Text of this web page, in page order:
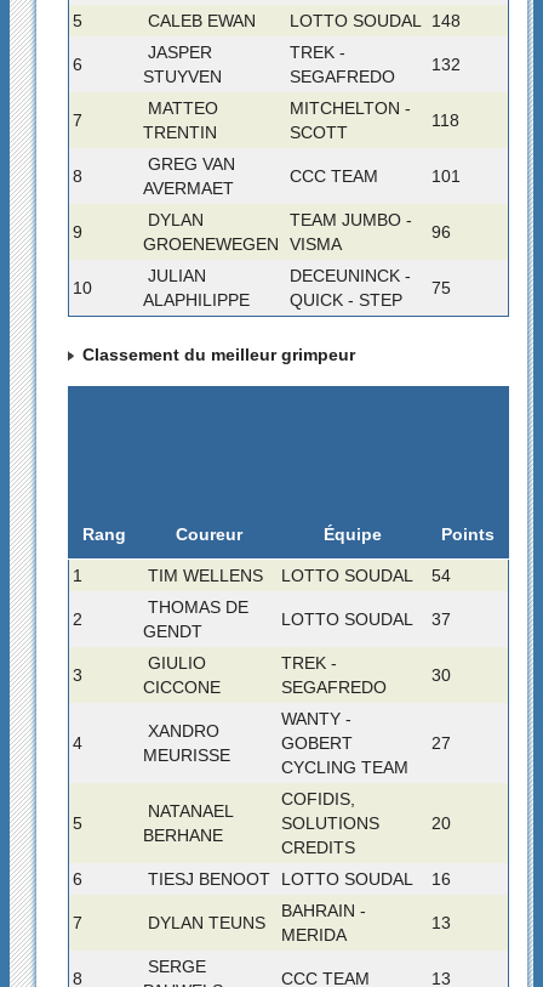
5 CALEB EWAN LOTTO SOUDAL 148
6
JASPER
STUYVEN
TREK -
SEGAFREDO
132
7
MATTEO
TRENTIN
MITCHELTON -
SCOTT
118
8
GREG VAN
AVERMAET
CCC TEAM 101
9
DYLAN
GROENEWEGEN
TEAM JUMBO -
VISMA
96
10
JULIAN
ALAPHILIPPE
DECEUNINCK -
QUICK - STEP
75
Classement du meilleur grimpeur
Rang Coureur Équipe Points
1 TIM WELLENS LOTTO SOUDAL 54
2
THOMAS DE
GENDT
LOTTO SOUDAL 37
3
GIULIO
CICCONE
TREK -
SEGAFREDO
30
4
XANDRO
MEURISSE
WANTY -
GOBERT
CYCLING TEAM
27
5
NATANAEL
BERHANE
COFIDIS,
SOLUTIONS
CREDITS
20
6 TIESJ BENOOT LOTTO SOUDAL 16
7 DYLAN TEUNS
BAHRAIN -
MERIDA
13
8
SERGE
CCC TEAM 13